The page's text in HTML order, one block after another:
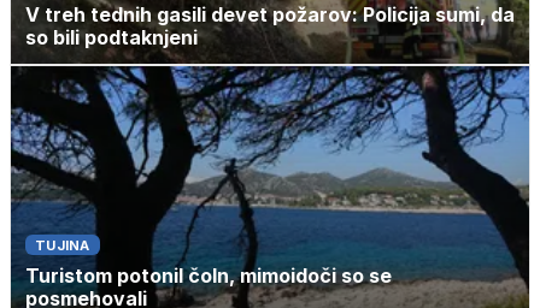
V treh tednih gasili devet požarov: Policija sumi, da
so bili podtaknjeni
TUJINA
Turistom potonil čoln, mimoidoči so se
posmehovali